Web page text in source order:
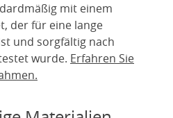
mit einem
der für eine lange
und sorgfältig nach
wurde. Erfahren Sie